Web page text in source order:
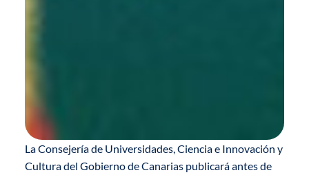
La Consejería de Universidades, Ciencia e Innovación y
Cultura del Gobierno de Canarias publicará antes de